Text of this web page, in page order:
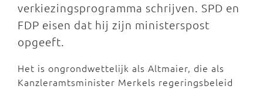
verkiezingsprogramma schrijven. SPD en
FDP eisen dat hij zijn ministerspost
opgeeft.
Het is ongrondwettelijk als Altmaier, die als
Kanzleramtsminister Merkels regeringsbeleid